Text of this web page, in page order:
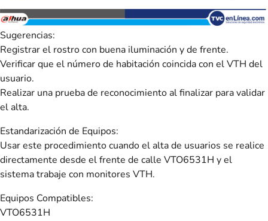
Sugerencias:
Registrar el rostro con buena iluminación y de frente.
Verificar que el número de habitación coincida con el VTH del
usuario.
Realizar una prueba de reconocimiento al finalizar para validar
el alta.
Estandarización de Equipos:
Usar este procedimiento cuando el alta de usuarios se realice
directamente desde el frente de calle VTO6531H y el
sistema trabaje con monitores VTH.
Equipos Compatibles:
VTO6531H